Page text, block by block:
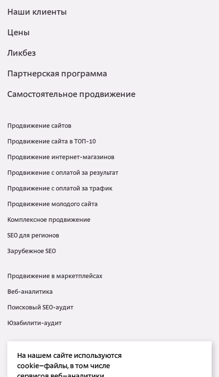
Наши клиенты
Цены
Ликбез
Партнерская программа
Самостоятельное продвижение
Продвижение сайтов
Продвижение сайта в ТОП-10
Продвижение интернет-магазинов
Продвижение с оплатой за результат
Продвижение с оплатой за трафик
Продвижение молодого сайта
Комплексное продвижение
SEO для регионов
Зарубежное SEO
Продвижение в маркетплейсах
Веб-аналитика
Поисковый SEO-аудит
Юзабилити-аудит
Медийная реклама
На нашем сайте используются
cookie–файлы, в том числе